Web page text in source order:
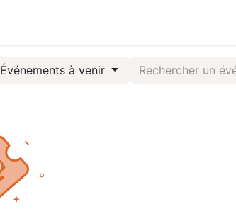
Événements à venir